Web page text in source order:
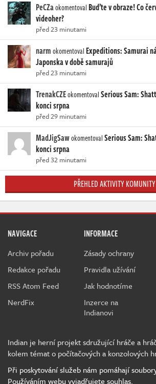
PeCZaokomentoval Buďte v obraze! Co
videoher?
před 23 minutami
narmokomentoval Expeditions: Samurai
Japonska v době samurajů
před 23 minutami
TrenakCZEokomentovalSerious Sam:
konci srpna
před 29 minutami
MadJigSawokomentovalSerious Sam:
konci srpna
před 32 minutami
PŘEHLED AKTIVITY KOMUNITY
NAVIGACE
Archiv pořadu
Redakce pořadu
RSS Atom Feed
NerdFix
INFORMACE
Zásady ochrany
Pravidla užívání
Jak hodnotíme
Inzerce na
Indianovi
Indian je herní projekt sdružující hráče a
kolem témat o počítačových a konzolových
Při poskytování služeb nám pomáhají
Používáním webu vyjadřujete souhlas.